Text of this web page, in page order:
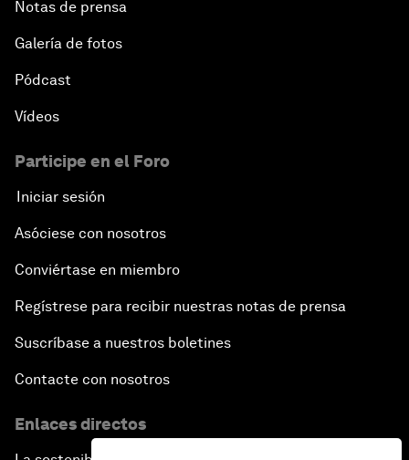
Notas de prensa
Galería de fotos
Pódcast
Vídeos
Participe en el Foro
Iniciar sesión
Asóciese con nosotros
Conviértase en miembro
Regístrese para recibir nuestras notas de prensa
Suscríbase a nuestros boletines
Contacte con nosotros
Enlaces directos